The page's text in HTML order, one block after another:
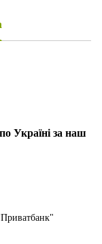
Україні за наш